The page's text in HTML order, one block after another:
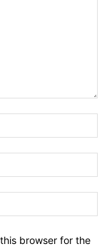
browser for the